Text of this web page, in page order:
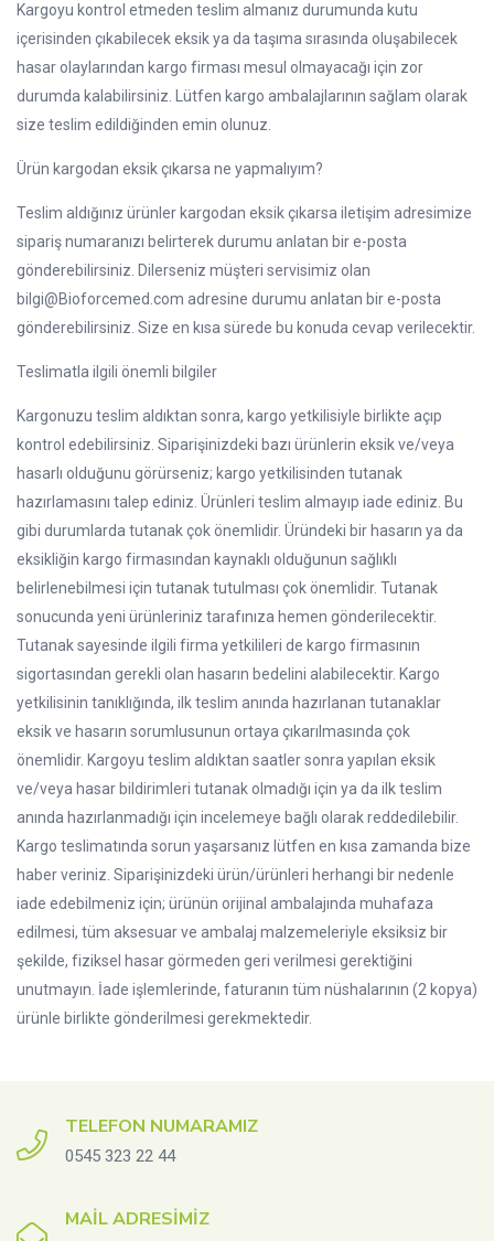
Kargoyu kontrol etmeden teslim almanız durumunda kutu
içerisinden çıkabilecek eksik ya da taşıma sırasında oluşabilecek
hasar olaylarından kargo firması mesul olmayacağı için zor
durumda kalabilirsiniz. Lütfen kargo ambalajlarının sağlam olarak
size teslim edildiğinden emin olunuz.
Ürün kargodan eksik çıkarsa ne yapmalıyım?
Teslim aldığınız ürünler kargodan eksik çıkarsa iletişim adresimize
sipariş numaranızı belirterek durumu anlatan bir e-posta
gönderebilirsiniz. Dilerseniz müşteri servisimiz olan
bilgi@Bioforcemed.com adresine durumu anlatan bir e-posta
gönderebilirsiniz. Size en kısa sürede bu konuda cevap verilecektir.
Teslimatla ilgili önemli bilgiler
Kargonuzu teslim aldıktan sonra, kargo yetkilisiyle birlikte açıp
kontrol edebilirsiniz. Siparişinizdeki bazı ürünlerin eksik ve/veya
hasarlı olduğunu görürseniz; kargo yetkilisinden tutanak
hazırlamasını talep ediniz. Ürünleri teslim almayıp iade ediniz. Bu
gibi durumlarda tutanak çok önemlidir. Üründeki bir hasarın ya da
eksikliğin kargo firmasından kaynaklı olduğunun sağlıklı
belirlenebilmesi için tutanak tutulması çok önemlidir. Tutanak
sonucunda yeni ürünleriniz tarafınıza hemen gönderilecektir.
Tutanak sayesinde ilgili firma yetkilileri de kargo firmasının
sigortasından gerekli olan hasarın bedelini alabilecektir. Kargo
yetkilisinin tanıklığında, ilk teslim anında hazırlanan tutanaklar
eksik ve hasarın sorumlusunun ortaya çıkarılmasında çok
önemlidir. Kargoyu teslim aldıktan saatler sonra yapılan eksik
ve/veya hasar bildirimleri tutanak olmadığı için ya da ilk teslim
anında hazırlanmadığı için incelemeye bağlı olarak reddedilebilir.
Kargo teslimatında sorun yaşarsanız lütfen en kısa zamanda bize
haber veriniz. Siparişinizdeki ürün/ürünleri herhangi bir nedenle
iade edebilmeniz için; ürünün orijinal ambalajında muhafaza
edilmesi, tüm aksesuar ve ambalaj malzemeleriyle eksiksiz bir
şekilde, fiziksel hasar görmeden geri verilmesi gerektiğini
unutmayın. İade işlemlerinde, faturanın tüm nüshalarının (2 kopya)
ürünle birlikte gönderilmesi gerekmektedir.
TELEFON NUMARAMIZ
0545 323 22 44
MAIL ADRESIMIZ